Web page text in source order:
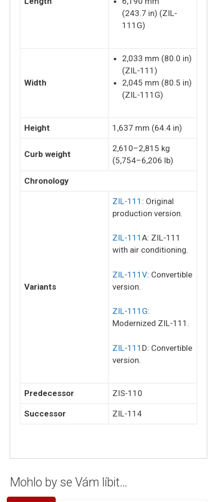
(243.7 in) (ZIL-
111G)
Width
2,033 mm (80.0 in)
(ZIL-111)
2,045 mm (80.5 in)
(ZIL-111G)
Height 1,637 mm (64.4 in)
Curb weight
2,610–2,815 kg
(5,754–6,206 lb)
Chronology
Variants
ZIL-111 : Original
production version.
ZIL-111 A: ZIL-111
with air conditioning.
ZIL-111V: Convertible
version.
ZIL-111G:
Modernized ZIL-111.
ZIL-111 D: Convertible
version.
Predecessor ZIS-110
Successor ZIL-114
Mohlo by se Vám líbit…